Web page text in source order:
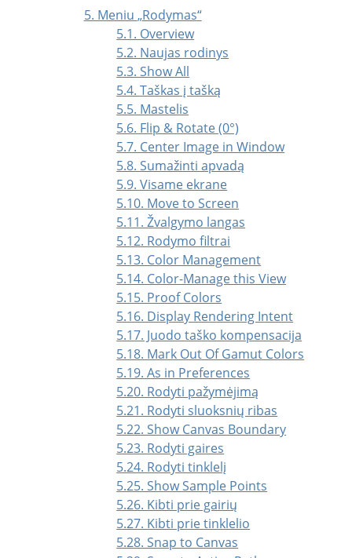
5. Meniu „Rodymas“
5.1. Overview
5.2. Naujas rodinys
5.3. Show All
5.4. Taškas į tašką
5.5. Mastelis
5.6. Flip & Rotate (0°)
5.7. Center Image in Window
5.8. Sumažinti apvadą
5.9. Visame ekrane
5.10. Move to Screen
5.11. Žvalgymo langas
5.12. Rodymo filtrai
5.13. Color Management
5.14. Color-Manage this View
5.15. Proof Colors
5.16. Display Rendering Intent
5.17. Juodo taško kompensacija
5.18. Mark Out Of Gamut Colors
5.19. As in Preferences
5.20. Rodyti pažymėjimą
5.21. Rodyti sluoksnių ribas
5.22. Show Canvas Boundary
5.23. Rodyti gaires
5.24. Rodyti tinklelį
5.25. Show Sample Points
5.26. Kibti prie gairių
5.27. Kibti prie tinklelio
5.28. Snap to Canvas